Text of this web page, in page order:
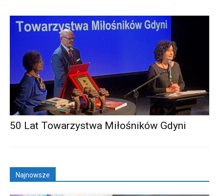
50 Lat Towarzystwa Miłośników Gdyni
Najnowsze